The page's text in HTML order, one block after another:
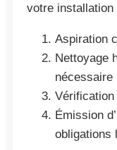
votre installation
Aspiration
Nettoyage
nécessaire
Vérification
Émission
obligations